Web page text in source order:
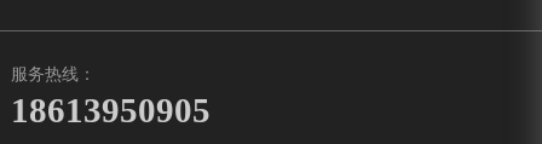
服务热线：
18613950905